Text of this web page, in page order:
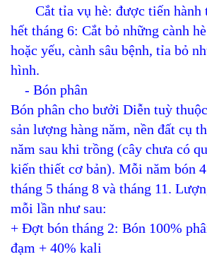
Cắt tỉa vụ hè: được tiến hành
hết tháng 6: Cắt bỏ những cành
hoặc yếu, cành sâu bệnh, tỉa bỏ
hình.
- Bón phân
Bón phân cho bưởi Diễn tuỳ
sản lượng hàng năm, nền đất cụ
năm sau khi trồng (cây chưa có
kiến thiết cơ bản). Mỗi năm bón
tháng 5 tháng 8 và tháng 11.
mỗi lần như sau:
+ Đợt bón tháng 2: Bón 100%
đạm + 40% kali